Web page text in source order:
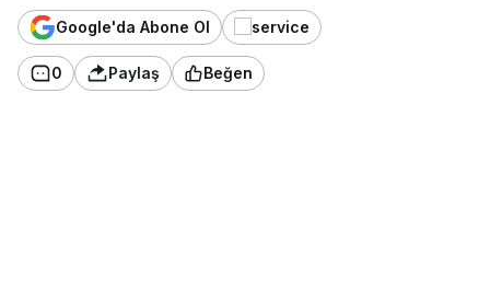
Google'da Abone Ol
0 Paylaş Beğen